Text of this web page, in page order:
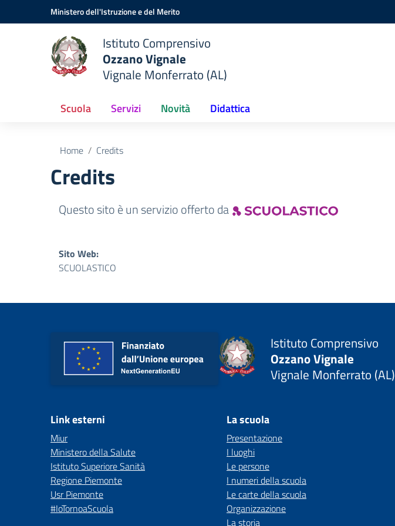
Vai ai contenuti
Vai al menu di navigazioneMinistero dell'Istruzione e del Merito
Istituto Comprensivo
Ozzano Vignale
Vignale Monferrato (AL)
Scuola Servizi Novità Didattica
Home Credits
Credits
Questo sito è un servizio offerto da
Sito Web:
SCUOLASTICO
Istituto Comprensivo
Ozzano Vignale
Vignale Monferrato (AL)
Link esterni
Miur
Ministero della Salute
Istituto Superiore Sanità
Regione Piemonte
Usr Piemonte
#IoTornoaScuola
La scuola
Presentazione
I luoghi
Le persone
I numeri della scuola
Le carte della scuola
Organizzazione
La storia